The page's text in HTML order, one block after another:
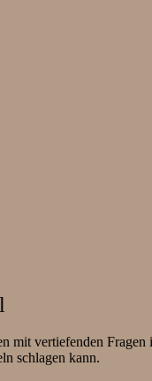
mit vertiefenden
schlagen kann.